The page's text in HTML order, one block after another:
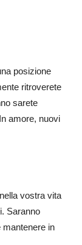
posizione
ritroverete
sarete
amore, nuovi
vostra vita
Saranno
mantenere in